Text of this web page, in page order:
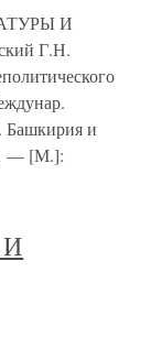
И
Г.Н.
и
— [М.]: